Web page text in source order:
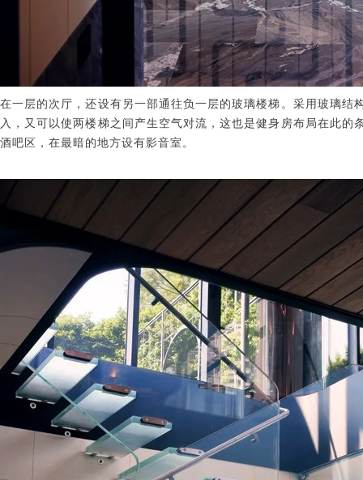
在一层的次厅，还设有另一部通往负一层的玻璃楼梯。采用玻璃结
入，又可以使两楼梯之间产生空气对流，这也是健身房布局在此的
酒吧区，在最暗的地方设有影音室。